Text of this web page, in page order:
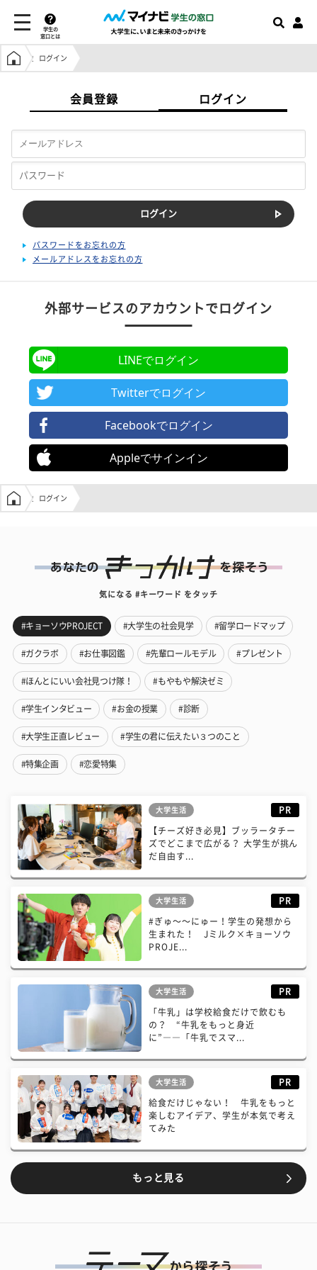
学生の
窓口とは
学生の窓口トップ
ログイン
会員登録 ログイン
パスワードをお忘れの方
メールアドレスをお忘れの方
外部サービスのアカウントでログイン
LINEでログイン
Twitterでログイン
Facebookでログイン
Appleでサインイン
学生の窓口トップ
ログイン
気になる #キーワード をタッチ
#キョーソウPROJECT #大学生の社会見学 #留学ロードマップ
#ガクラボ #お仕事図鑑 #先輩ロールモデル #プレゼント
#ほんとにいい会社見つけ隊！ #もやもや解決ゼミ
#学生インタビュー #お金の授業 #診断
#大学生正直レビュー #学生の君に伝えたい３つのこと
#特集企画 #恋愛特集
大学生活 PR
【チーズ好き必見】ブッラータチー
ズでどこまで広がる？ 大学生が挑ん
だ自由す...
大学生活 PR
#ぎゅ〜〜にゅー！学生の発想から
生まれた！ Jミルク×キョーソウ
PROJE...
大学生活 PR
「牛乳」は学校給食だけで飲むも
の？ “牛乳をもっと身近
に”――「牛乳でスマ...
大学生活 PR
給食だけじゃない！ 牛乳をもっと
楽しむアイデア、学生が本気で考え
てみた
もっと見る